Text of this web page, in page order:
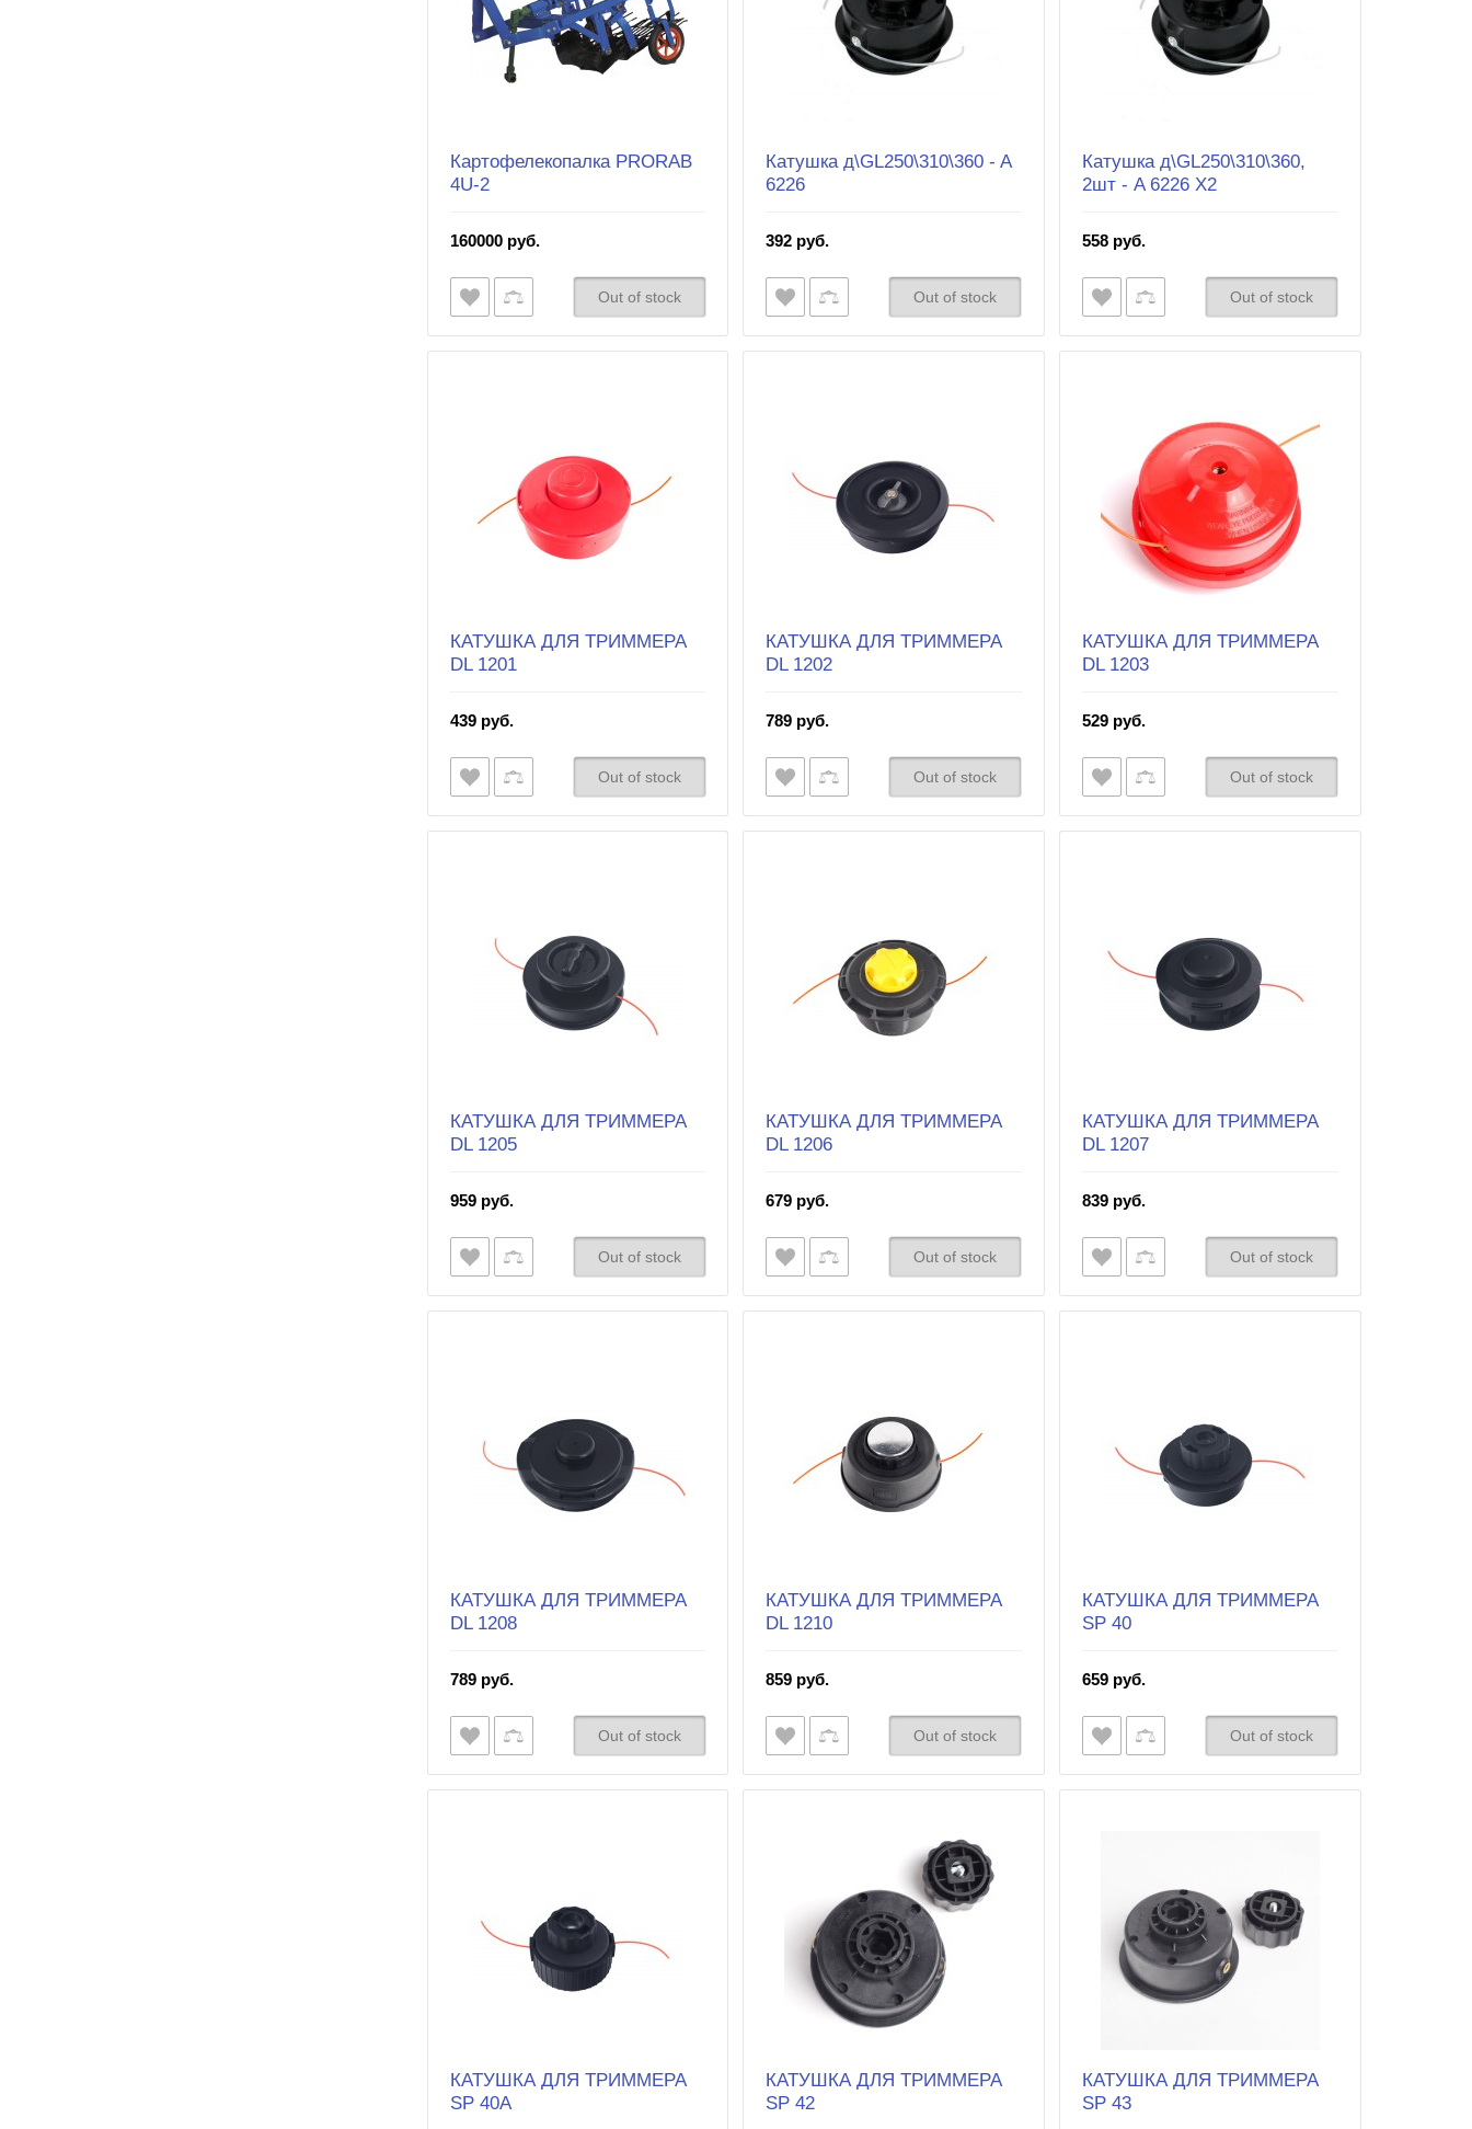
Картофелекопалка PRORAB
4U-2
160000 руб.
Out of stock
Катушка д\GL250\310\360 - A
6226
392 руб.
Out of stock
Катушка д\GL250\310\360,
2шт - A 6226 X2
558 руб.
Out of stock
КАТУШКА ДЛЯ ТРИММЕРА
DL 1201
439 руб.
Out of stock
КАТУШКА ДЛЯ ТРИММЕРА
DL 1202
789 руб.
Out of stock
КАТУШКА ДЛЯ ТРИММЕРА
DL 1203
529 руб.
Out of stock
КАТУШКА ДЛЯ ТРИММЕРА
DL 1205
959 руб.
Out of stock
КАТУШКА ДЛЯ ТРИММЕРА
DL 1206
679 руб.
Out of stock
КАТУШКА ДЛЯ ТРИММЕРА
DL 1207
839 руб.
Out of stock
КАТУШКА ДЛЯ ТРИММЕРА
DL 1208
789 руб.
Out of stock
КАТУШКА ДЛЯ ТРИММЕРА
DL 1210
859 руб.
Out of stock
КАТУШКА ДЛЯ ТРИММЕРА
SP 40
659 руб.
Out of stock
КАТУШКА ДЛЯ ТРИММЕРА
SP 40А
КАТУШКА ДЛЯ ТРИММЕРА
SP 42
КАТУШКА ДЛЯ ТРИММЕРА
SP 43